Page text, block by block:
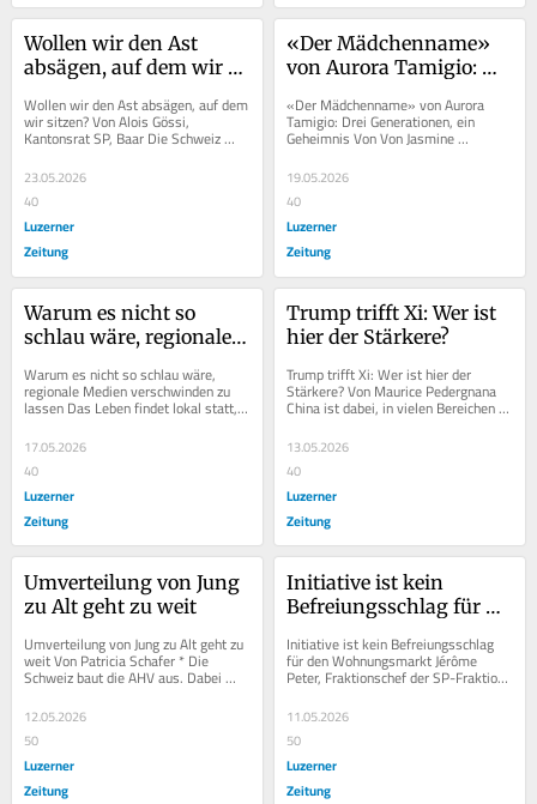
Wollen wir den Ast
absägen, auf dem wir
Wollen wir den Ast absägen, auf dem
wir sitzen? Von Alois Gössi,
Kantonsrat SP, Baar Die Schweiz
wächst – und mit ihr das Unbehagen
vieler...
23.05.2026
40
Luzerner
Zeitung
«Der Mädchenname»
von Aurora Tamigio:
Geheimnis
«Der Mädchenname» von Aurora
Tamigio: Drei Generationen, ein
Geheimnis Von Von Jasmine
Autorin Aurora Tamigio...
19.05.2026
40
Luzerner
Zeitung
Warum es nicht so
schlau wäre, regionale
zu lassen
Warum es nicht so schlau wäre,
regionale Medien verschwinden zu
lassen Das Leben findet lokal statt,
und Publizist...
17.05.2026
40
Luzerner
Zeitung
Trump trifft Xi: Wer ist
hier der Stärkere?
Trump trifft Xi: Wer ist hier der
Stärkere? Von Maurice Pedergnana
China ist dabei, in vielen Bereichen
den Westen zu überholen. Donald
Trump und Xi...
13.05.2026
40
Luzerner
Zeitung
Umverteilung von Jung
zu Alt geht zu weit
Umverteilung von Jung zu Alt geht zu
weit Von Patricia Schafer * Die
Schweiz baut die AHV aus. Dabei
die...
12.05.2026
50
Luzerner
Zeitung
Initiative ist kein
Befreiungsschlag für
Initiative ist kein Befreiungsschlag
für den Wohnungsmarkt Jérôme
Peter, Fraktionschef der SP-Fraktion
im Grossen Gemeinderat Zug und...
11.05.2026
50
Luzerner
Zeitung